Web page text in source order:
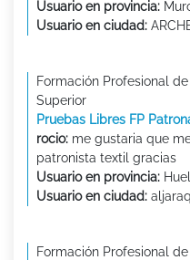
Usuario en provincia:
Usuario en ciudad:
Formación Profesional
Superior
Pruebas Libres FP
rocio: me gustaria que
patronista textil gracias
Usuario en provincia:
Usuario en ciudad:
Formación Profesional